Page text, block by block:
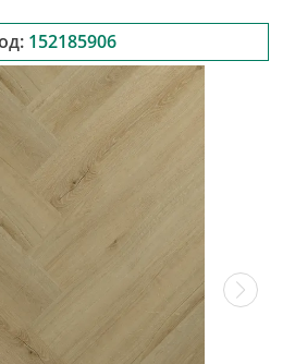
152185906